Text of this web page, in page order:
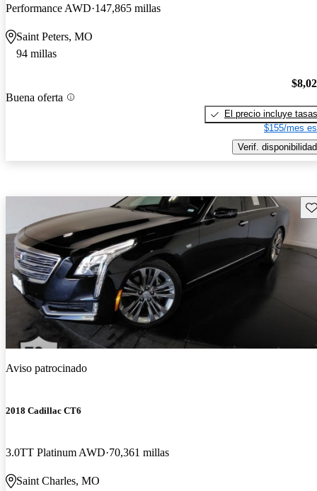
Performance AWD 147,865 millas
Saint Peters, MO
94 millas
Buena oferta
El precio incluye tasas
$155/mes
Verif. disponibilidad
Aviso patrocinado
2018 Cadillac CT6
3.0TT Platinum AWD 70,361 millas
Saint Charles, MO